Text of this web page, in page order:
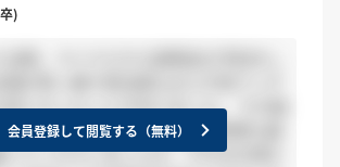
)
形になったことがありました。 その後
あり、後日謝罪の一筆箋と優待券も届
ってくださいましたが、下の方の頃か
会員登録して閲覧する（無料）